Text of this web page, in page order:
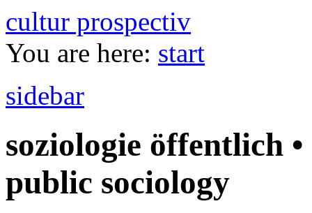
cultur prospectiv
You are here: start
sidebar
soziologie öffentlich
public sociology